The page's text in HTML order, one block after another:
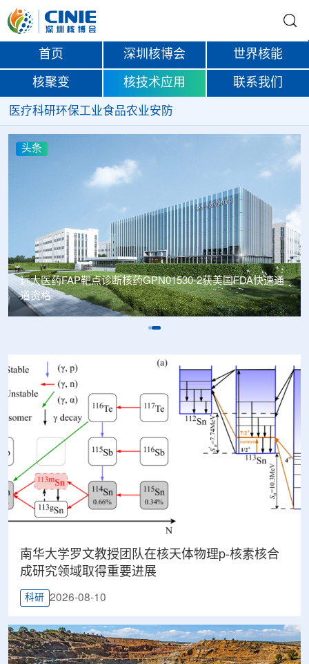
首页 深圳核博会 世界核能
核聚变 核技术应用 联系我们
医疗科研环保工业食品农业安防
头条
远大医药FAP靶点诊断核药GPN01530-2获美国FDA快速通
道资格
南华大学罗文教授团队在核天体物理p-核素核合
成研究领域取得重要进展
科研 2026-08-10